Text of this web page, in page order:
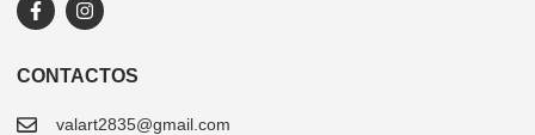
CONTACTOS
valart2835@gmail.com